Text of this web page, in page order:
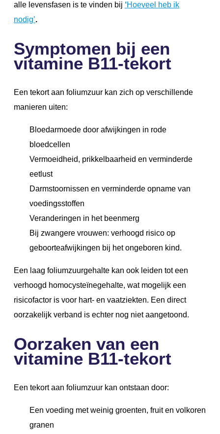
alle levensfasen is te vinden bij ‘Hoeveel heb ik
nodig’.
Symptomen bij een
vitamine B11-tekort
Een tekort aan foliumzuur kan zich op verschillende
manieren uiten:
Bloedarmoede door afwijkingen in rode
bloedcellen
Vermoeidheid, prikkelbaarheid en verminderde
eetlust
Darmstoornissen en verminderde opname van
voedingsstoffen
Veranderingen in het beenmerg
Bij zwangere vrouwen: verhoogd risico op
geboorteafwijkingen bij het ongeboren kind.
Een laag foliumzuurgehalte kan ook leiden tot een
verhoogd homocysteïnegehalte, wat mogelijk een
risicofactor is voor hart- en vaatziekten. Een direct
oorzakelijk verband is echter nog niet aangetoond.
Oorzaken van een
vitamine B11-tekort
Een tekort aan foliumzuur kan ontstaan door:
Een voeding met weinig groenten, fruit en volkoren
granen